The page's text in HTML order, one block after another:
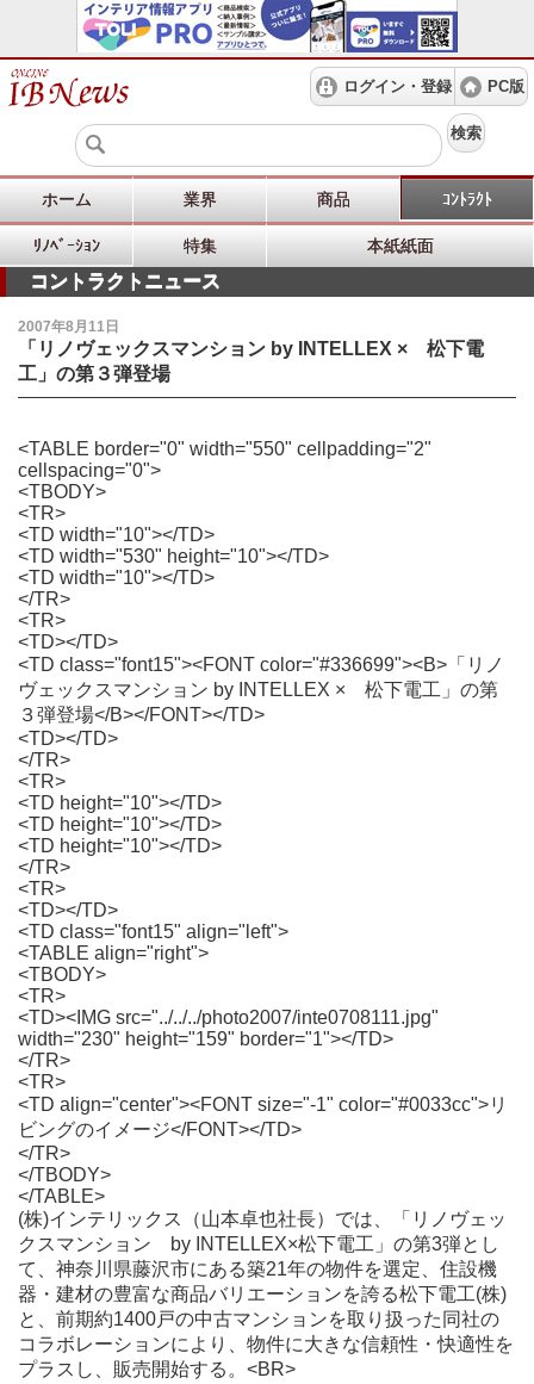
ログイン・登録 PC版
検索
ホーム 業界 商品 ｺﾝﾄﾗｸﾄ
ﾘﾉﾍﾞｰｼｮﾝ 特集 本紙紙面
コントラクトニュース
2007年8月11日
「リノヴェックスマンション by INTELLEX × 松下電
工」の第３弾登場
<TABLE border="0" width="550" cellpadding="2"
cellspacing="0">
<TBODY>
<TR>
<TD width="10"></TD>
<TD width="530" height="10"></TD>
<TD width="10"></TD>
</TR>
<TR>
<TD></TD>
<TD class="font15"><FONT color="#336699"><B>「リノ
ヴェックスマンション by INTELLEX × 松下電工」の第
３弾登場</B></FONT></TD>
<TD></TD>
</TR>
<TR>
<TD height="10"></TD>
<TD height="10"></TD>
<TD height="10"></TD>
</TR>
<TR>
<TD></TD>
<TD class="font15" align="left">
<TABLE align="right">
<TBODY>
<TR>
<TD><IMG src="../../../photo2007/inte0708111.jpg"
width="230" height="159" border="1"></TD>
</TR>
<TR>
<TD align="center"><FONT size="-1" color="#0033cc">リ
ビングのイメージ</FONT></TD>
</TR>
</TBODY>
</TABLE>
(株)インテリックス（山本卓也社長）では、「リノヴェッ
クスマンション by INTELLEX×松下電工」の第3弾とし
て、神奈川県藤沢市にある築21年の物件を選定、住設機
器・建材の豊富な商品バリエーションを誇る松下電工(株)
と、前期約1400戸の中古マンションを取り扱った同社の
コラボレーションにより、物件に大きな信頼性・快適性を
プラスし、販売開始する。<BR>